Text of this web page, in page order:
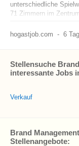
unterschiedliche
71 Zimmern im
hogastjob.com - 6
Stellensuche
interessante Jobs
Verkauf
Brand
Stellenangebote: